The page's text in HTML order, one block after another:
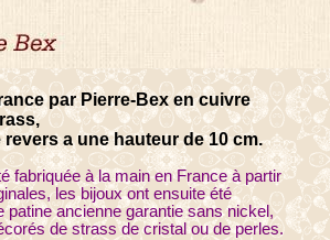
par Pierre-Bex en cuivre
a une hauteur de 10 cm.
fabriquée à la main en France à partir
les bijoux ont ensuite été
patine ancienne garantie sans nickel,
de strass de cristal ou de perles.